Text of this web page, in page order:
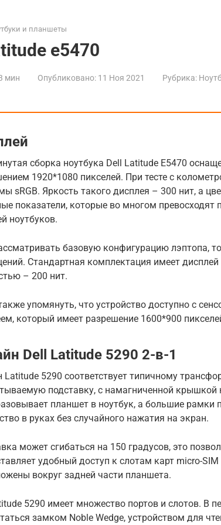
и планшеты
e5470
мин Опубликовано: 11 Ноя 2021 Рубрика:
сборка ноутбука Dell Latitude E5470
1920*1080 пикселей. При тесте с
sRGB. Яркость такого дисплея – 300 нит, а
показатели, которые во многом
ноутбуков.
базовую конфигурацию лэптопа,
Стандартная комплектация имеет
– 200 нит.
упомянуть, что устройство доступно с
который имеет разрешение 1600*900
Dell Latitude 5290 2-в-1
Latitude 5290 соответствует типичному
подставку, с намагниченной крышкой
планшет в ноутбук, а большие рамки
в руках без случайного нажатия на экран.
может сгибаться на 150 градусов, это
удобный доступ к слотам карт micro-
вокруг задней части планшета.
5290 имеет множество портов и слотов. В
замком Noble Wedge, устройством для